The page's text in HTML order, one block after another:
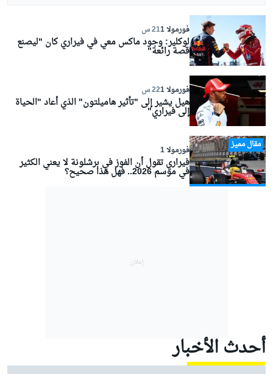
فورمولا 1 21 س
لوكلير: وجود ماكس معي في فيراري كان "ليصنع
قصة رائعة"
فورمولا 1 22 س
هيل يشير إلى "تأثير هاميلتون" الذي أعاد "الحياة
إلى فيراري"
مقال مميز فورمولا 1
فيراري تقول أن الفوز في برشلونة لا يعني الكثير
في موسم 2026.. فهل هذا صحيح؟
أحدث الأخبار